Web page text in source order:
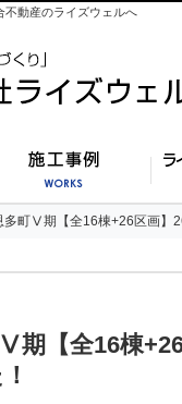
多町Ⅴ期【全16棟+26区画】
期【全16棟
不動産のライズウェルへ
多町Ⅴ期【全16棟+26区画】